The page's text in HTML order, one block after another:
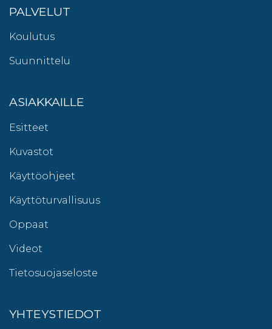
PALVELUT
Koulutus
Suunnittelu
ASIAKKAILLE
Esitteet
Kuvastot
Käyttöohjeet
Käyttöturvallisuus
Oppaat
Videot
Tietosuojaseloste
YHTEYSTIEDOT